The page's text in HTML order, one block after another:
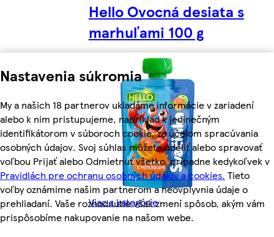
Nastavenia súkromia
My a našich 18 partnerov ukladáme informácie v zariadení
alebo k nim pristupujeme, napríklad k jedinečným
identifikátorom v súboroch cookie, za účelom spracúvania
osobných údajov. Svoj súhlas môžete udeliť alebo spravovať
voľbou Prijať alebo Odmietnuť všetko, prípadne kedykoľvek v
Pravidlách pre ochranu osobných údajov a cookies. Tieto
voľby oznámime našim partnerom a neovplyvnia údaje o
prehliadaní. Vaše rozhodnutie však zmení spôsob, akým vám
prispôsobíme nakupovanie na našom webe.
Hello Ovocná desiata s
marhuľami 100 g
Viac z kategórie